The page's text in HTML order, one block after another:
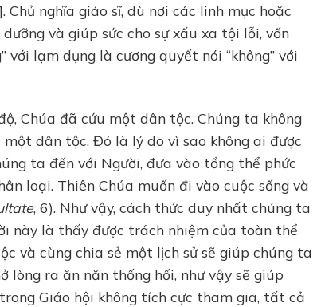
nghĩa giáo sĩ, dù nơi các linh mục hoặc
và giúp sức cho sự xấu xa tội lỗi, vốn
lạm dụng là cương quyết nói “không” với
Chúa đã cứu một dân tộc. Chúng ta không
dân tộc. Đó là lý do vì sao không ai được
ta đến với Người, đưa vào tổng thể phức
loại. Thiên Chúa muốn đi vào cuộc sống và
, 6). Như vậy, cách thức duy nhất chúng ta
này là thấy được trách nhiệm của toàn thể
và cùng chia sẻ một lịch sử sẽ giúp chúng ta
ra ăn năn thống hối, như vậy sẽ giúp
Giáo hội không tích cực tham gia, tất cả